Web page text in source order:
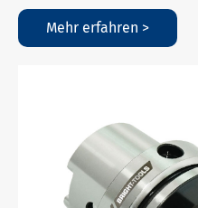
Mehr erfahren >